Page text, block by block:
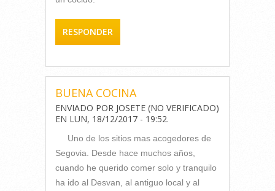
RESPONDER
BUENA COCINA
ENVIADO POR JOSETE (NO VERIFICADO)
EN LUN, 18/12/2017 - 19:52.
Uno de los sitios mas acogedores de
Segovia. Desde hace muchos años,
cuando he querido comer solo y tranquilo
ha ido al Desvan, al antiguo local y al